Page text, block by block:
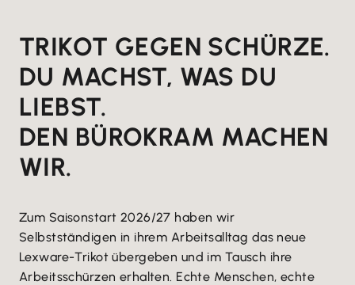
TRIKOT GEGEN SCHÜRZE.
DU MACHST, WAS DU
LIEBST.
DEN BÜROKRAM MACHEN
WIR.
Zum Saisonstart 2026/27 haben wir
Selbstständigen in ihrem Arbeitsalltag das neue
Lexware-Trikot übergeben und im Tausch ihre
Arbeitsschürzen erhalten. Echte Menschen, echte